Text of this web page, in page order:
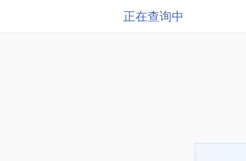
正在查询中